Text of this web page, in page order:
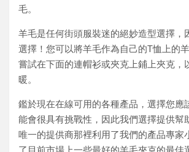
毛。
羊毛是任何街頭服裝迷的絕妙造型選擇，
選擇！您可以將羊毛作為自己的T恤上的
嘗試在下面的連帽衫或夾克上鋪上夾克，
暖。
鑑於現在在線可用的各種產品，選擇您應
能會很具有挑戰性，因此我們選擇提供幫
唯一的提供商那裡利用了我們的產品專家